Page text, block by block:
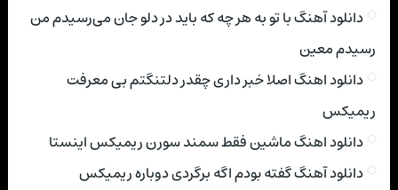
دانلود آهنگ با تو به هر چه که باید در دلو جان می‌رسیدم من
رسیدم معین
دانلود اهنگ اصلا خبر داری چقدر دلتنگتم بی معرفت
ریمیکس
دانلود اهنگ ماشین فقط سمند سورن ریمیکس اینستا
دانلود آهنگ گفته بودم اگه برگردی دوباره ریمیکس